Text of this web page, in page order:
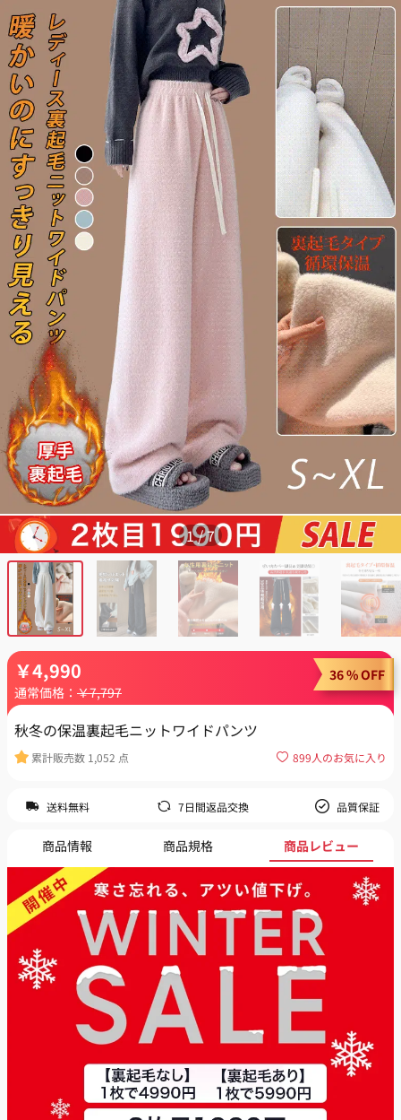
1/7
￥4,990
通常価格： ￥7,797
36 % OFF
秋冬の保温裏起毛ニットワイドパンツ
累計販売数 1,052 点 899人のお気に入り
送料無料 7日間返品交換 品質保証
商品情報 商品規格 商品レビュー